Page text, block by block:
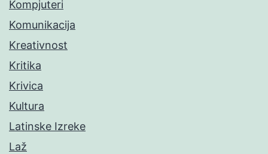
Kompjuteri
Komunikacija
Kreativnost
Kritika
Krivica
Kultura
Latinske Izreke
Laž